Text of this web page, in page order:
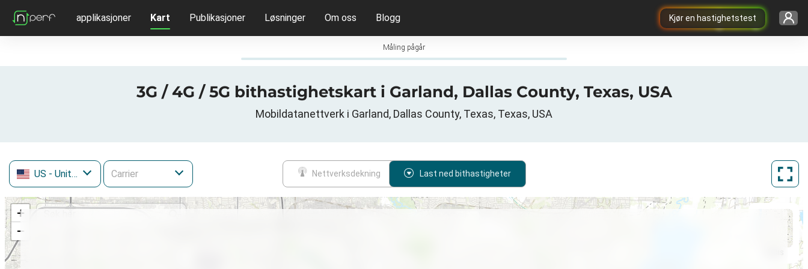
Kjør en hastighetstest
applikasjoner Kart Publikasjoner Løsninger Om oss Blogg
Måling pågår
3G / 4G / 5G bithastighetskart i Garland, Dallas County, Texas, USA
Mobildatanettverk i Garland, Dallas County, Texas, Texas, USA
US - United States Nettverksdekning Last ned bithastigheter
+
−